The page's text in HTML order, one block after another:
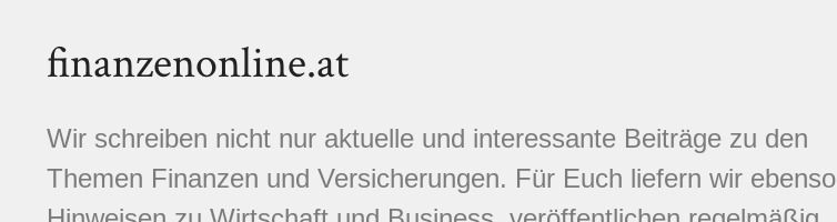
finanzenonline.at
Wir schreiben nicht nur aktuelle und interessante Beiträge zu den
Themen Finanzen und Versicherungen. Für Euch liefern wir ebenso